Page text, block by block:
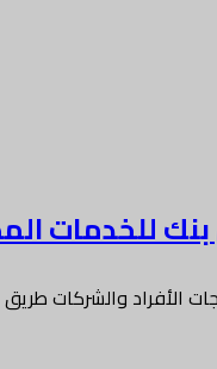
للخدمات
الأفراد